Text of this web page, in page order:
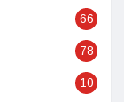
66
78
10